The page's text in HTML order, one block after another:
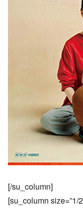
[/su_column]
[su_column size=”1/